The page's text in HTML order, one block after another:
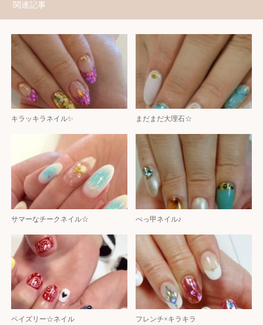
関連記事
キラッキラネイル✨ まだまだ大理石☆
サマーなチークネイル☆ べっ甲ネイル♪
ペイズリー☆ネイル フレンチ×キラキラ